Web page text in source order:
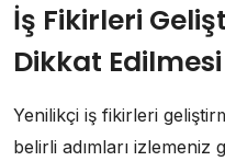
İş Fikirleri
Dikkat
Yenilikçi iş fikirleri
belirli adımları